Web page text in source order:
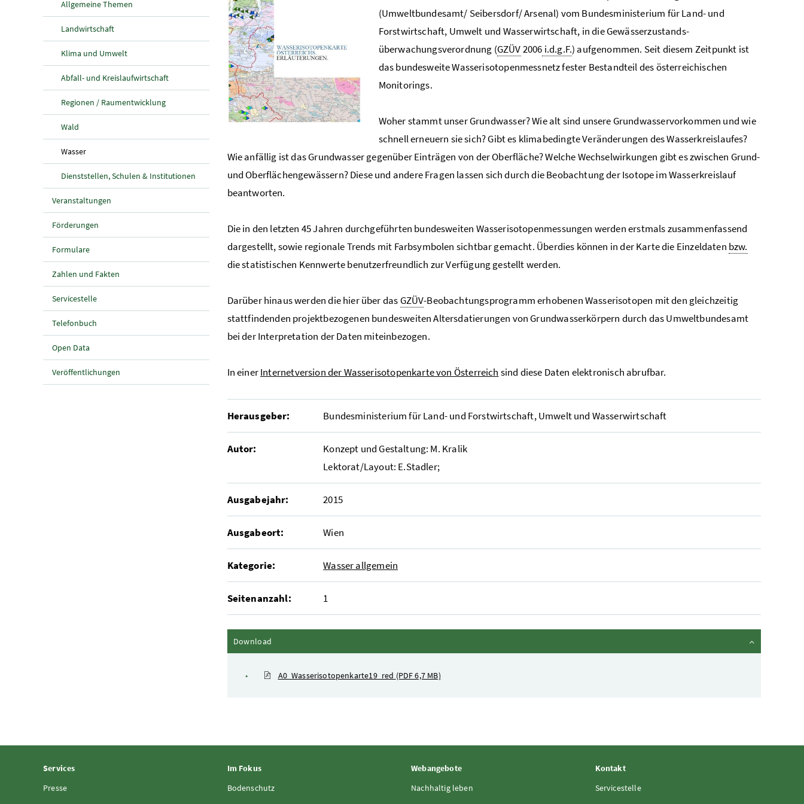
Allgemeine Themen
Landwirtschaft
Klima und Umwelt
Abfall- und Kreislaufwirtschaft
Regionen / Raumentwicklung
Wald
Wasser(aktuelle Seite)
Dienststellen, Schulen & Institutionen
Veranstaltungen
Förderungen
Formulare
Zahlen und Fakten
Servicestelle
Telefonbuch
Open Data
Veröffentlichungen
(Umweltbundesamt/ Seibersdorf/ Arsenal) vom Bundesministerium für Land- und
Forstwirtschaft, Umwelt und Wasserwirtschaft, in die Gewässerzustands-
überwachungsverordnung (GZÜV2006 i.d.g.F.) aufgenommen. Seit diesem Zeitpunkt ist
das bundesweite Wasserisotopenmessnetz fester Bestandteil des österreichischen
Monitorings.
Woher stammt unser Grundwasser? Wie alt sind unsere Grundwasservorkommen und wie
schnell erneuern sie sich? Gibt es klimabedingte Veränderungen des Wasserkreislaufes?
Wie anfällig ist das Grundwasser gegenüber Einträgen von der Oberfläche? Welche Wechselwirkungen gibt es zwischen Grund-
und Oberflächengewässern? Diese und andere Fragen lassen sich durch die Beobachtung der Isotope im Wasserkreislauf
beantworten.
Die in den letzten 45 Jahren durchgeführten bundesweiten Wasserisotopenmessungen werden erstmals zusammenfassend
dargestellt, sowie regionale Trends mit Farbsymbolen sichtbar gemacht. Überdies können in der Karte die Einzeldaten bzw.
die statistischen Kennwerte benutzerfreundlich zur Verfügung gestellt werden.
Darüber hinaus werden die hier über das GZÜV-Beobachtungsprogramm erhobenen Wasserisotopen mit den gleichzeitig
stattfindenden projektbezogenen bundesweiten Altersdatierungen von Grundwasserkörpern durch das Umweltbundesamt
bei der Interpretation der Daten miteinbezogen.
In einerInternetversion der Wasserisotopenkarte von Österreich sind diese Daten elektronisch abrufbar.
Herausgeber: Bundesministerium für Land- und Forstwirtschaft, Umwelt und Wasserwirtschaft
Autor:
Konzept und Gestaltung: M. Kralik
Lektorat/Layout: E.Stadler;
Ausgabejahr: 2015
Ausgabeort: Wien
Kategorie: Wasser allgemein
Seitenanzahl: 1
Download
A0_Wasserisotopenkarte19_red (PDF 6,7 MB)
Services
Presse
Im Fokus
Bodenschutz
Webangebote
Nachhaltig leben
Kontakt
Servicestelle